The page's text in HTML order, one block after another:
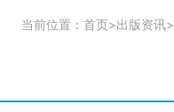
当前位置： 首页>出版资讯>